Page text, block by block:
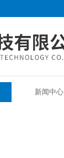
新闻中心